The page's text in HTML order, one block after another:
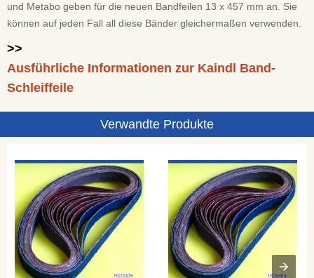
und Metabo geben für die neuen Bandfeilen 13 x 457 mm an. Sie
können auf jeden Fall all diese Bänder gleichermaßen verwenden.
>>
Ausführliche Informationen zur Kaindl Band-
Schleiffeile
Verwandte Produkte